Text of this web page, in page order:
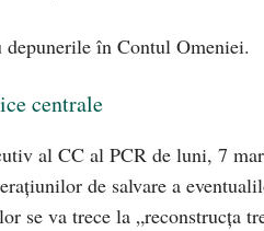
depunerile în Contul Omeniei.
centrale
al CC al PCR de luni, 7
de salvare a
se va trece la „reconstrucţa